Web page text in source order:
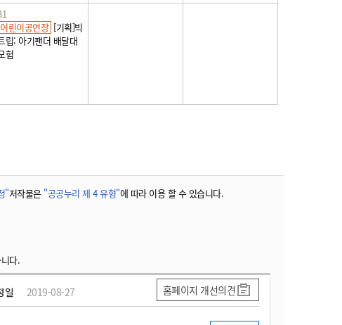
어린이공연장 [기획]빅
립: 아기팬더 배달대
험
"저작물은 "공공누리 제 4 유형"에 따라 이용 할 수 있습니다.
다.
일 2019-08-27 홈페이지 개선의견